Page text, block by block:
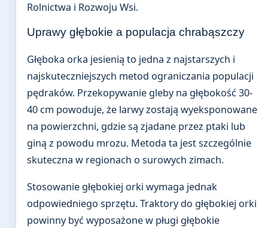
Rolnictwa i Rozwoju Wsi.
Uprawy głębokie a populacja chrabąszczy
Głęboka orka jesienią to jedna z najstarszych i
najskuteczniejszych metod ograniczania populacji
pędraków. Przekopywanie gleby na głębokość 30-
40 cm powoduje, że larwy zostają wyeksponowane
na powierzchni, gdzie są zjadane przez ptaki lub
giną z powodu mrozu. Metoda ta jest szczególnie
skuteczna w regionach o surowych zimach.
Stosowanie głębokiej orki wymaga jednak
odpowiedniego sprzętu. Traktory do głębokiej orki
powinny być wyposażone w pługi głębokie